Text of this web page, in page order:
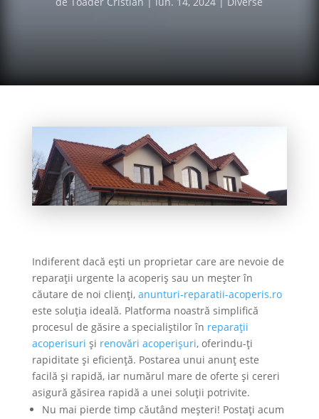
Indiferent dacă ești un proprietar care are nevoie de
reparații urgente la acoperiș sau un meșter în
căutare de noi clienți, anunturi-reparatii-acoperis.ro
este soluția ideală. Platforma noastră simplifică
procesul de găsire a specialiștilor în reparații
acoperisuri și renovări acoperișuri, oferindu-ți
rapiditate și eficiență. Postarea unui anunț este
facilă și rapidă, iar numărul mare de oferte și cereri
asigură găsirea rapidă a unei soluții potrivite.
Nu mai pierde timp căutând meșteri! Postați acum